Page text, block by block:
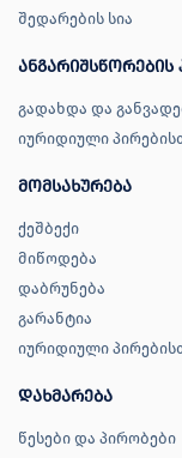
შედარების სია
ანგარიშსწორების
გადახდა და
იურიდიული
მომსახურება
ქეშბექი
მიწოდება
დაბრუნება
გარანტია
იურიდიული
დახმარება
წესები და პირობები